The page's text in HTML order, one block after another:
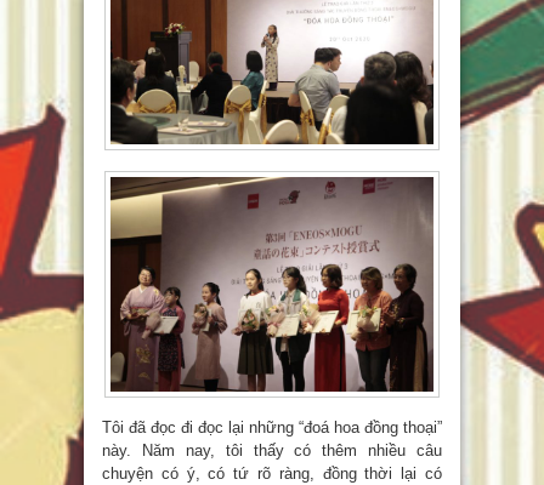
Tôi đã đọc đi đọc lại những “đoá hoa đồng thoại”
này. Năm nay, tôi thấy có thêm nhiều câu
chuyện có ý, có tứ rõ ràng, đồng thời lại có